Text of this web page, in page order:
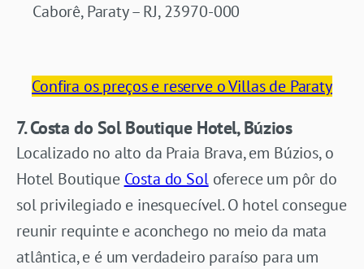
Caborê, Paraty – RJ, 23970-000
Confira os preços e reserve o Villas de Paraty
7. Costa do Sol Boutique Hotel, Búzios
Localizado no alto da Praia Brava, em Búzios, o
Hotel Boutique Costa do Soloferece um pôr do
sol privilegiado e inesquecível. O hotel consegue
reunir requinte e aconchego no meio da mata
atlântica, e é um verdadeiro paraíso para um